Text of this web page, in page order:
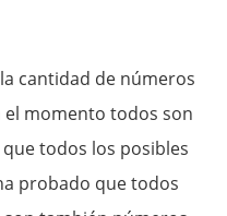
cantidad de números
el momento todos son
todos los posibles
probado que todos